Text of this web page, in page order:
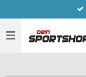
Hauptinhalt
springen